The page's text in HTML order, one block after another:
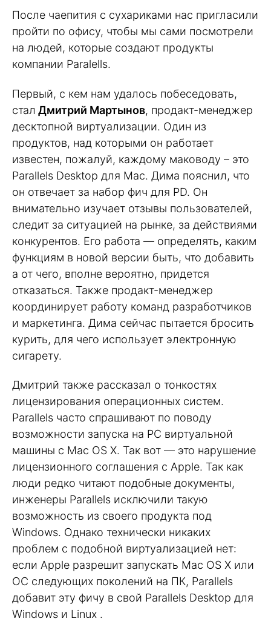
После чаепития с сухариками нас пригласили
пройти по офису, чтобы мы сами посмотрели
на людей, которые создают продукты
компании Paralells.
Первый, с кем нам удалось побеседовать,
стал Дмитрий Мартынов, продакт-менеджер
десктопной виртуализации. Один из
продуктов, над которыми он работает
известен, пожалуй, каждому маководу – это
Parallels Desktop для Mac. Дима пояснил, что
он отвечает за набор фич для PD. Он
внимательно изучает отзывы пользователей,
следит за ситуацией на рынке, за действиями
конкурентов. Его работа — определять, каким
функциям в новой версии быть, что добавить
а от чего, вполне вероятно, придется
отказаться. Также продакт-менеджер
координирует работу команд разработчиков
и маркетинга. Дима сейчас пытается бросить
курить, для чего использует электронную
сигарету.
Дмитрий также рассказал о тонкостях
лицензирования операционных систем.
Parallels часто спрашивают по поводу
возможности запуска на PC виртуальной
машины с Mac OS X. Так вот — это нарушение
лицензионного соглашения с Apple. Так как
люди редко читают подобные документы,
инженеры Parallels исключили такую
возможность из своего продукта под
Windows. Однако технически никаких
проблем с подобной виртуализацией нет:
если Apple разрешит запускать Mac OS X или
ОС следующих поколений на ПК, Parallels
добавит эту фичу в свой Parallels Desktop для
Windows и Linux .